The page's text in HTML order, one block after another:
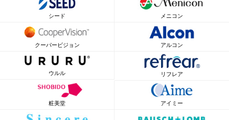
シード メニコン
クーパービジョン アルコン
ウルル リフレア
粧美堂 アイミー